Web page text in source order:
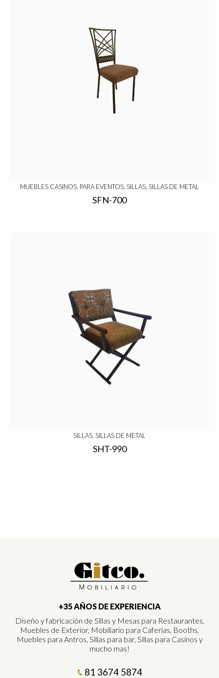
MUEBLES CASINOS, PARA EVENTOS, SILLAS, SILLAS DE METAL
SFN-700
SILLAS, SILLAS DE METAL
SHT-990
+35 AÑOS DE EXPERIENCIA
Diseño y fabricación de Sillas y Mesas para Restaurantes,
Muebles de Exterior, Mobiliario para Caferias, Booths,
Muebles para Antros, Sillas para bar, Sillas para Casinos y
mucho mas!
81 3674 5874